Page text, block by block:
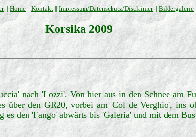
|| Home || Kontakt || Impressum/Datenschutz/Disclaimer|| Bildergalerie
Korsika 2009
nach 'Lozzi'. Von hier aus in den Schnee am
über den GR20, vorbei am 'Col de Verghio', ins
den 'Fango' abwärts bis 'Galeria' und mit dem